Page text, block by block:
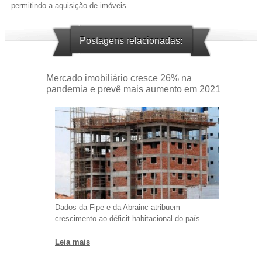
permitindo a aquisição de imóveis
Postagens relacionadas:
Mercado imobiliário cresce 26% na
pandemia e prevê mais aumento em 2021
Dados da Fipe e da Abrainc atribuem
crescimento ao déficit habitacional do país
Leia mais